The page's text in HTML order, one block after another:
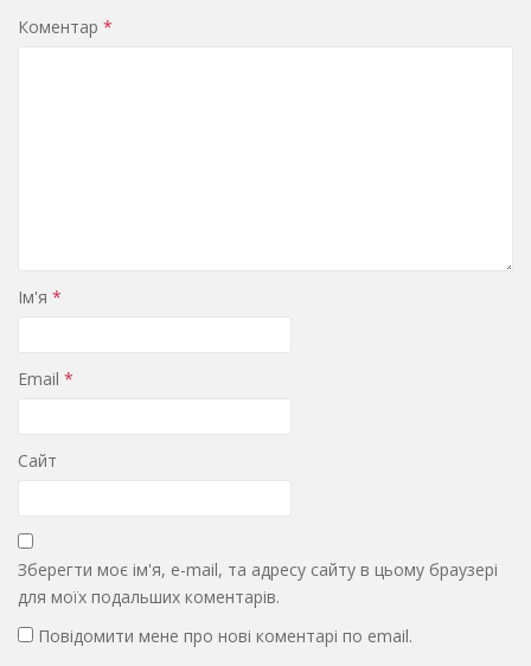
Коментар *
Ім'я *
Email *
Сайт
Зберегти моє ім'я, e-mail, та адресу сайту в цьому браузері
для моїх подальших коментарів.
Повідомити мене про нові коментарі по email.